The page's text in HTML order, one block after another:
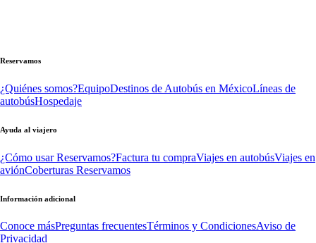
Reservamos
¿Quiénes somos?EquipoDestinos de Autobús en MéxicoLíneas de
autobúsHospedaje
Ayuda al viajero
¿Cómo usar Reservamos?Factura tu compraViajes en autobúsViajes en
aviónCoberturas Reservamos
Información adicional
Conoce másPreguntas frecuentesTérminos y CondicionesAviso de
Privacidad